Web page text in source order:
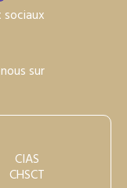
sociaux
sur
CIAS
CHSCT